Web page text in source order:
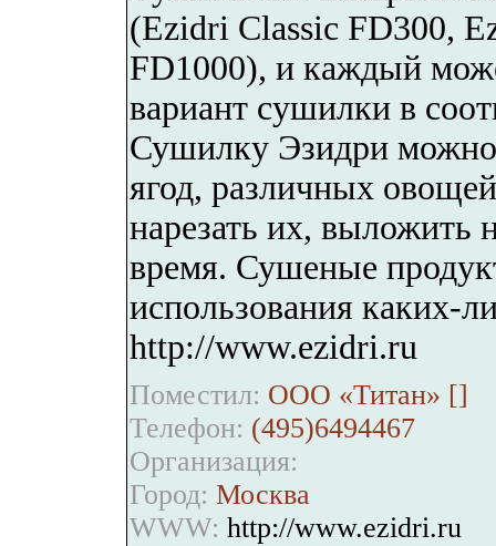
(Ezidri Classic FD300,
FD1000), и каждый
вариант сушилки в
Сушилку Эзидри можно
ягод, различных
нарезать их, выложить
время. Сушеные
использования каких-
http://www.ezidri.ru
Поместил: ООО «Титан» []
Телефон: (495)6494467
Организация:
Город: Москва
WWW: http://www.ezidri.ru